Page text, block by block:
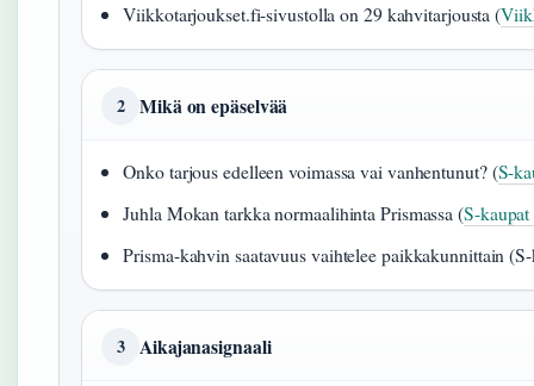
Viikkotarjoukset.fi-sivustolla on 29 kahvitarjousta (
2 Mikä on epäselvää
Onko tarjous edelleen voimassa vai vanhentunut? (S-
Juhla Mokan tarkka normaalihinta Prismassa (S-
Prisma-kahvin saatavuus vaihtelee paikkakunnittain
3 Aikajanasignaali